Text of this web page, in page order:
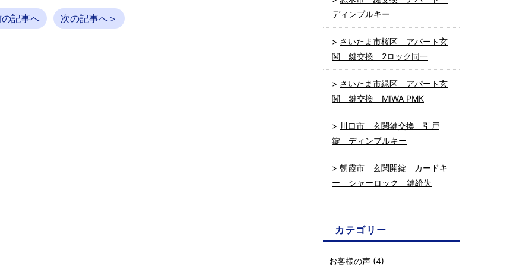
記事へ 次の記事へ＞
ディンプルキー
さいたま市桜区 アパート玄
関 鍵交換 2ロック同一
さいたま市緑区 アパート玄
関 鍵交換 MIWA PMK
川口市 玄関鍵交換 引戸
錠 ディンプルキー
朝霞市 玄関開錠 カードキ
ー シャーロック 鍵紛失
カテゴリー
お客様の声 (4)